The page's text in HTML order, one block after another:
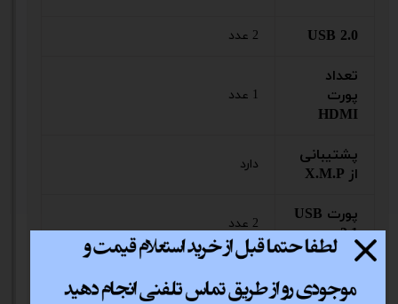
USB 2.0 2 عدد
تعداد
پورت
HDMI
1 عدد
پشتیبانی
از X.M.P
دارد
پورت USB
3.1
2 عدد
اصلی
ATX